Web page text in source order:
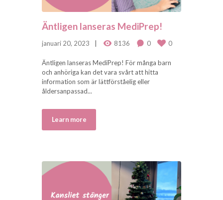
Äntligen lanseras MediPrep!
januari 20, 2023 8136 0 0
Äntligen lanseras MediPrep! För många barn
och anhöriga kan det vara svårt att hitta
information som är lättförståelig eller
åldersanpassad...
Learn more